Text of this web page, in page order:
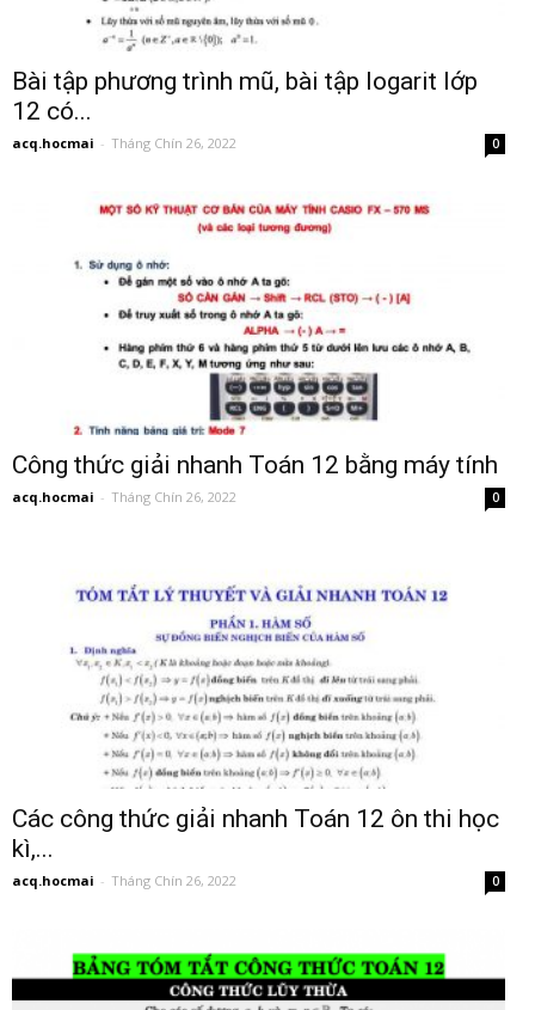
Bài tập phương trình mũ, bài tập logarit lớp
12 có...
acq.hocmai - Tháng Chín 26, 2022 0
Công thức giải nhanh Toán 12 bằng máy tính
acq.hocmai - Tháng Chín 26, 2022 0
Các công thức giải nhanh Toán 12 ôn thi học
kì,...
acq.hocmai - Tháng Chín 26, 2022 0